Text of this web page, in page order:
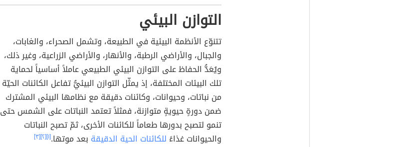
التوازن البيئي
تتنوّع الأنظمة البيئية في الطبيعة، وتشمل الصحراء، والغابات،
والجبال، والأراضي الرطبة، والأنهار، والأراضي الزراعية، وغير ذلك،
ويُعَدُّ الحفاظ على التوازن البيئي الطبيعي عاملاً أساسياً لحماية
تلك البيئات المختلفة، إذ يمثّل التوازن البيئيُّ تفاعل الكائنات الحيّة
من نباتات، وحيوانات، وكائنات دقيقة مع نظامها البيئي المشترك
ضمن دورةٍ حيويةٍ متوازنة، فمثلاً تعتمد النباتات على الشمس حتى
تنمو لتصبح بدورها طعاماً للكائنات الأخرى، ثمّ تصبح النباتات
والحيوانات غذاءً للكائنات الحية الدقيقة بعد موتها.[١] [٢] [٣]